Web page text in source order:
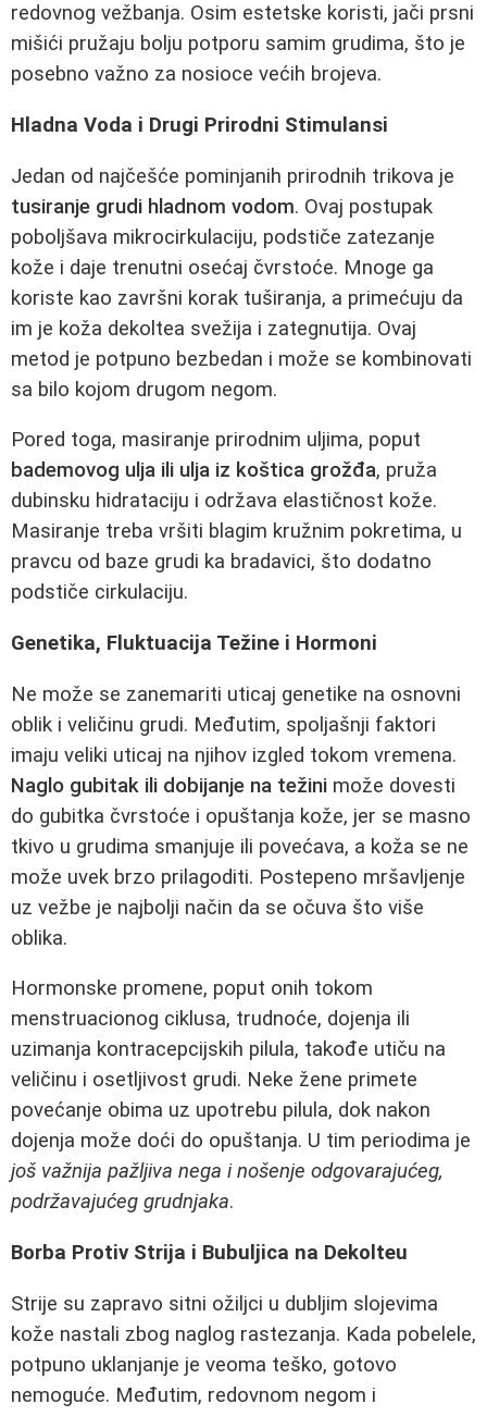
redovnog vežbanja. Osim estetske koristi, jači prsni
mišići pružaju bolju potporu samim grudima, što je
posebno važno za nosioce većih brojeva.
Hladna Voda i Drugi Prirodni Stimulansi
Jedan od najčešće pominjanih prirodnih trikova je
tusiranje grudi hladnom vodom. Ovaj postupak
poboljšava mikrocirkulaciju, podstiče zatezanje
kože i daje trenutni osećaj čvrstoće. Mnoge ga
koriste kao završni korak tuširanja, a primećuju da
im je koža dekoltea svežija i zategnutija. Ovaj
metod je potpuno bezbedan i može se kombinovati
sa bilo kojom drugom negom.
Pored toga, masiranje prirodnim uljima, poput
bademovog ulja ili ulja iz koštica grožđa, pruža
dubinsku hidrataciju i održava elastičnost kože.
Masiranje treba vršiti blagim kružnim pokretima, u
pravcu od baze grudi ka bradavici, što dodatno
podstiče cirkulaciju.
Genetika, Fluktuacija Težine i Hormoni
Ne može se zanemariti uticaj genetike na osnovni
oblik i veličinu grudi. Međutim, spoljašnji faktori
imaju veliki uticaj na njihov izgled tokom vremena.
Naglo gubitak ili dobijanje na težini može dovesti
do gubitka čvrstoće i opuštanja kože, jer se masno
tkivo u grudima smanjuje ili povećava, a koža se ne
može uvek brzo prilagoditi. Postepeno mršavljenje
uz vežbe je najbolji način da se očuva što više
oblika.
Hormonske promene, poput onih tokom
menstruacionog ciklusa, trudnoće, dojenja ili
uzimanja kontracepcijskih pilula, takođe utiču na
veličinu i osetljivost grudi. Neke žene primete
povećanje obima uz upotrebu pilula, dok nakon
dojenja može doći do opuštanja. U tim periodima je
još važnija pažljiva nega i nošenje odgovarajućeg,
podržavajućeg grudnjaka.
Borba Protiv Strija i Bubuljica na Dekolteu
Strije su zapravo sitni ožiljci u dubljim slojevima
kože nastali zbog naglog rastezanja. Kada pobelele,
potpuno uklanjanje je veoma teško, gotovo
nemoguće. Međutim, redovnom negom i